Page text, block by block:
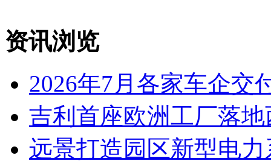
资讯浏览
2026年7月各家车企交
吉利首座欧洲工厂落
远景打造园区新型电